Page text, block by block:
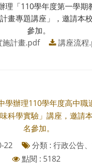
理「110學年度第一學期
畫專題講座」，邀請本
參加。
施計畫.pdf
講座流程
學辦理110學年度高中職
科學實驗」講座，邀請
名參加。
22
分類 : 行政公告、
點閱 : 5182